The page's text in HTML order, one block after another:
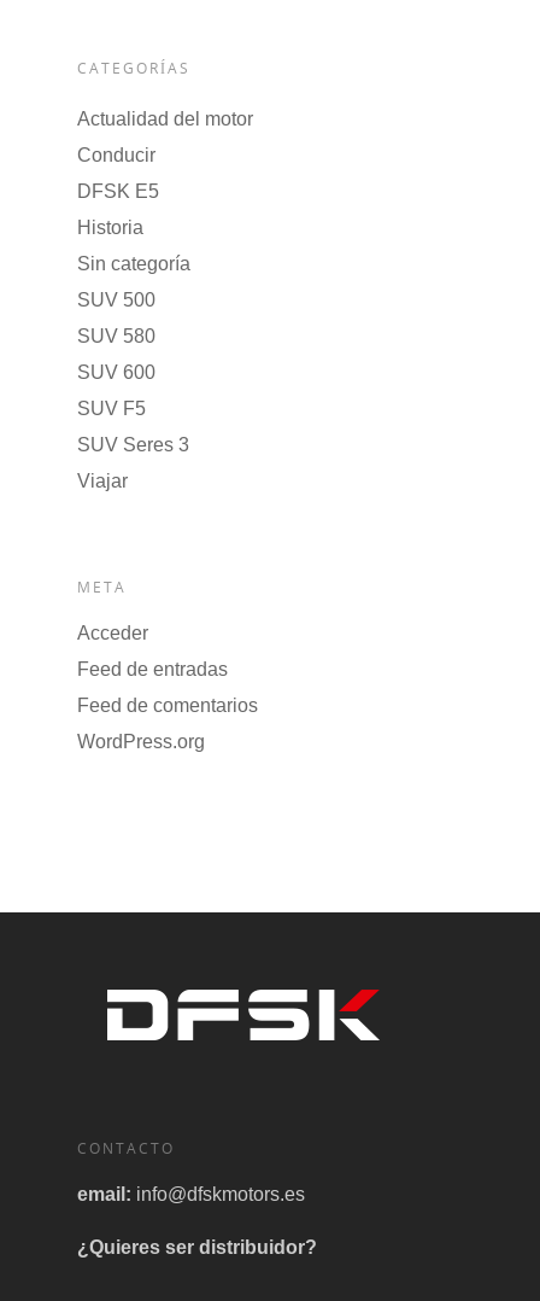
CATEGORÍAS
Actualidad del motor
Conducir
DFSK E5
Historia
Sin categoría
SUV 500
SUV 580
SUV 600
SUV F5
SUV Seres 3
Viajar
META
Acceder
Feed de entradas
Feed de comentarios
WordPress.org
CONTACTO
email: info@dfskmotors.es
¿Quieres ser distribuidor?